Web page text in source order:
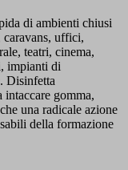
di ambienti chiusi
caravans, uffici,
teatri, cinema,
impianti di
Disinfetta
intaccare gomma,
una radicale azione
della formazione